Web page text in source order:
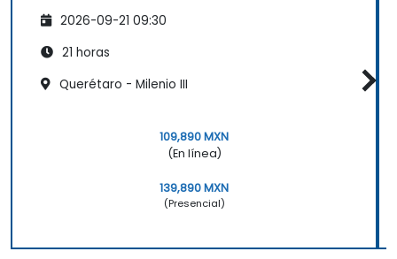
2026-09-21 09:30
21 horas
Querétaro - Milenio III
109,890 MXN
(En línea)
139,890 MXN
(Presencial)